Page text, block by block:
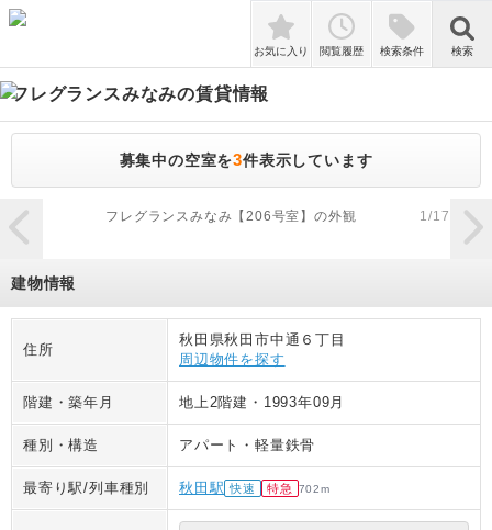
検索
お気に入り 閲覧履歴 検索条件 検索
フレグランスみなみの賃貸情報
募集中の空室を3件表示しています
zoom_in
フレグランスみなみ【206号室】の外観 1/17
建物情報
住所
秋田県秋田市中通６丁目
周辺物件を探す
階建・築年月 地上2階建 ・ 1993年09月
種別・構造 アパート ・軽量鉄骨
最寄り駅/列車種別 秋田駅 快速 特急 702m